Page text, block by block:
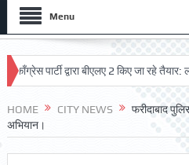
Menu
द्वारा बीएलए 2 किए जा रहे तैयार: लखन
HOME CITY NEWS
फरीदाबाद
अभियान।